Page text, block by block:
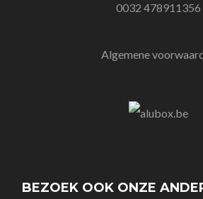
0032 478911356
Algemene
BEZOEK OOK ONZE